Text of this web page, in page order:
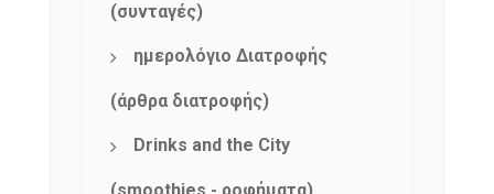
(συνταγές)
ημερολόγιο Διατροφής
(άρθρα διατροφής)
Drinks and the City